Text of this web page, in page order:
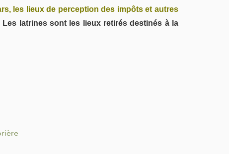
les lieux de perception des impôts et autres
Les latrines sont les lieux retirés destinés à la